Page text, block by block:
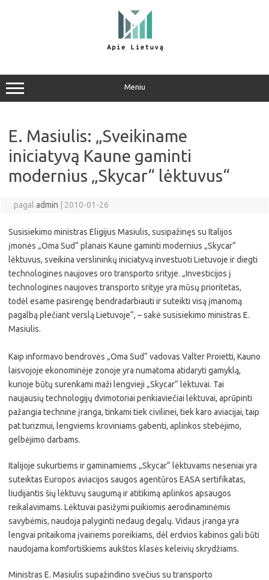
Meniu
E. Masiulis: „Sveikiname
iniciatyvą Kaune gaminti
modernius „Skycar“ lėktuvus“
pagal admin 2010-01-26
Susisiekimo ministras Eligijus Masiulis, susipažinęs su Italijos
įmonės „Oma Sud“ planais Kaune gaminti modernius „Skycar“
lėktuvus, sveikina verslininkų iniciatyvą investuoti Lietuvoje ir diegti
technologines naujoves oro transporto srityje. „Investicijos į
technologines naujoves transporto srityje yra mūsų prioritetas,
todėl esame pasirengę bendradarbiauti ir suteikti visą įmanomą
pagalbą plečiant verslą Lietuvoje“, – sakė susisiekimo ministras E.
Masiulis.
Kaip informavo bendrovės „Oma Sud“ vadovas Valter Proietti, Kauno
laisvojoje ekonominėje zonoje yra numatoma atidaryti gamyklą,
kurioje būtų surenkami maži lengvieji „Skycar“ lėktuvai. Tai
naujausių technologijų dvimotoriai penkiaviečiai lėktuvai, aprūpinti
pažangia technine įranga, tinkami tiek civilinei, tiek karo aviacijai, taip
pat turizmui, lengviems kroviniams gabenti, aplinkos stebėjimo,
gelbėjimo darbams.
Italijoje sukurtiems ir gaminamiems „Skycar“ lėktuvams neseniai yra
suteiktas Europos aviacijos saugos agentūros EASA sertifikatas,
liudijantis šių lėktuvų saugumą ir atitikimą aplinkos apsaugos
reikalavimams. Lėktuvai pasižymi puikiomis aerodinaminėmis
savybėmis, naudoja palyginti nedaug degalų. Vidaus įranga yra
lengvai pritaikoma įvairiems poreikiams, dėl erdvios kabinos gali būti
naudojama komfortiškiems aukštos klasės keleivių skrydžiams.
Ministras E. Masiulis supažindino svečius su transporto